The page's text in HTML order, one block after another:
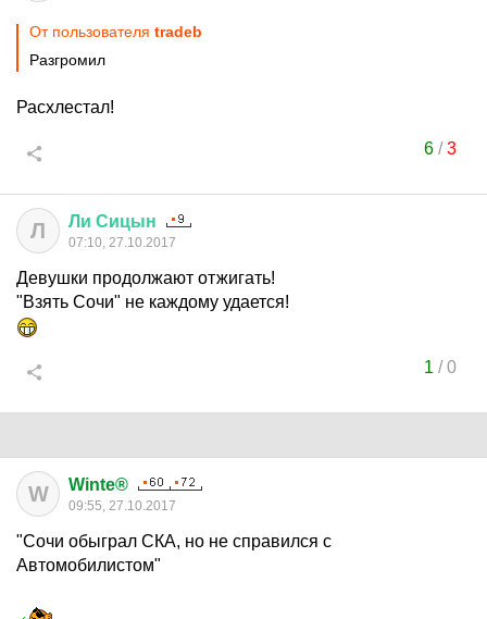
От пользователя tradeb
Разгромил
Расхлестал!
6/3
Л Ли Сицын
07:10, 27.10.2017
Девушки продолжают отжигать!
"Взять Сочи" не каждому удается!
1 /0
W Winte®
09:55, 27.10.2017
"Сочи обыграл СКА, но не справился с
Автомобилистом"